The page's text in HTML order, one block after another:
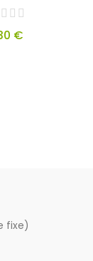
€
fixe)